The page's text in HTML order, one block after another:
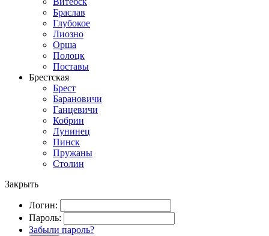
Браслав
Глубокое
Лиозно
Орша
Полоцк
Поставы
Брестская
Брест
Барановичи
Ганцевичи
Кобрин
Лунинец
Пинск
Пружаны
Столин
Закрыть
Логин:
Пароль:
Забыли пароль?